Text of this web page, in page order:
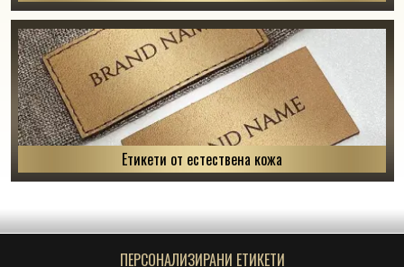
Етикети от естествена кожа
ПЕРСОНАЛИЗИРАНИ ЕТИКЕТИ